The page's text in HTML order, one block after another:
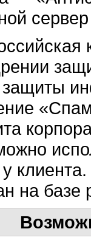
на базе